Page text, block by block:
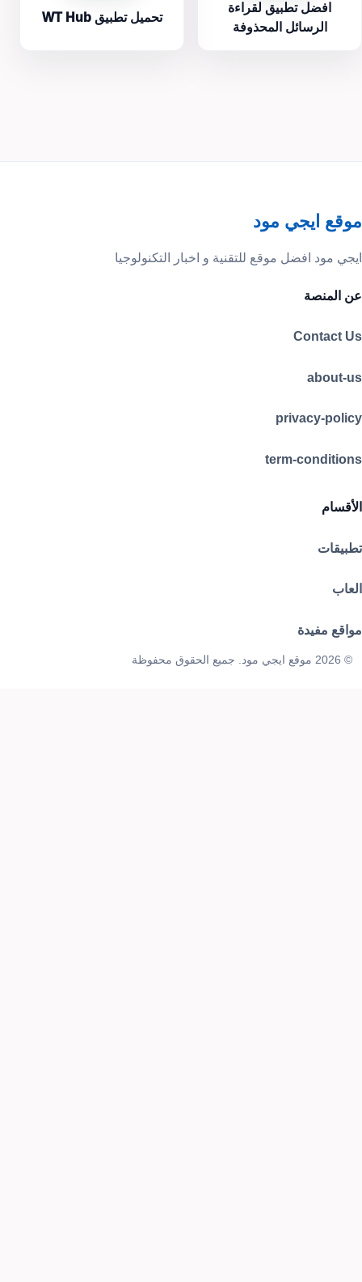
افضل تطبيق لقراءة
الرسائل المحذوفة
تحميل تطبيق WT Hub
موقع ايجي مود
ايجي مود افضل موقع للتقنية و اخبار التكنولوجيا
عن المنصة
Contact Us
about-us
privacy-policy
term-conditions
الأقسام
تطبيقات
العاب
مواقع مفيدة
© 2026 موقع ايجي مود. جميع الحقوق محفوظة